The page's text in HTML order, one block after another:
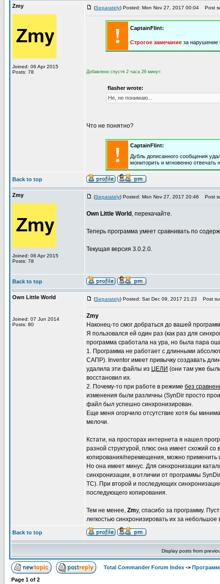
Zmy
Joined: 06 Apr 2015
Posts: 78
(Separately) Posted: Mon Nov 27, 2017 00:04 Post
! CaptainFlint:
Строгое замечание за нарушение
Добавлено спустя 2 часа 26 минут:
flasher wrote:
Не, не понимаю...
Что не понятно?
!
CaptainFlint:
Дубль дописанного сообщения
мониторить и мгновенно отвечать
Back to top
Zmy
Joined: 06 Apr 2015
Posts: 78
(Separately) Posted: Mon Nov 27, 2017 20:46 Post
Own Little World , перекачайте.
Теперь программа умеет сравнивать по
Текущая версия 3.0.2.0.
Back to top
Own Little World
Joined: 07 Jun 2014
Posts: 80
(Separately) Posted: Sat Dec 09, 2017 21:23 Post
Zmy
Наконец-то смог добраться до вашей
Я пользовался ей один раз (как раз для
программа сработала на ура, но была пара
1. Программа не работает с длинными
САПР). Inventor имеет привычку создавать
удалила эти файлы из ЦЕЛИ (они там уже
восстановил их.
2. Почему-то при работе в режиме без
изменения были различны (SynDir просто
файл был успешно синхронизирован.
Еще меня огорчило отсутствие хотя бы
мелочи.
Кстати, на просторах интернета я нашел
разной структурой, плюс она имеет схожий
копирования/перемещения, можно применить
Но она имеет минус. Для синхронизации
синхронизации, в отличии от программы
TC). При второй и последующих
последующего копирования.
Тем не менее, Zmy, спасибо за программу.
легкостью синхронизировать их за небольшое
Back to top
Display posts from
Total Commander Forum Index ->
Page 1 of 2